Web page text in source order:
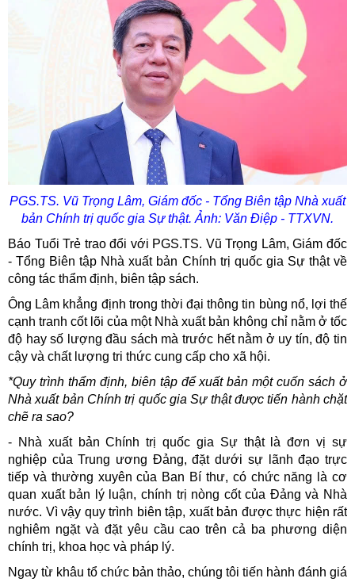
PGS.TS. Vũ Trọng Lâm, Giám đốc - Tổng Biên tập Nhà xuất
bản Chính trị quốc gia Sự thật. Ảnh: Văn Điệp - TTXVN.
Báo Tuổi Trẻ trao đổi với PGS.TS. Vũ Trọng Lâm, Giám đốc
- Tổng Biên tập Nhà xuất bản Chính trị quốc gia Sự thật về
công tác thẩm định, biên tập sách.
Ông Lâm khẳng định trong thời đại thông tin bùng nổ, lợi thế
cạnh tranh cốt lõi của một Nhà xuất bản không chỉ nằm ở tốc
độ hay số lượng đầu sách mà trước hết nằm ở uy tín, độ tin
cậy và chất lượng tri thức cung cấp cho xã hội.
*Quy trình thẩm định, biên tập để xuất bản một cuốn sách ở
Nhà xuất bản Chính trị quốc gia Sự thật được tiến hành chặt
chẽ ra sao?
- Nhà xuất bản Chính trị quốc gia Sự thật là đơn vị sự
nghiệp của Trung ương Đảng, đặt dưới sự lãnh đạo trực
tiếp và thường xuyên của Ban Bí thư, có chức năng là cơ
quan xuất bản lý luận, chính trị nòng cốt của Đảng và Nhà
nước. Vì vậy quy trình biên tập, xuất bản được thực hiện rất
nghiêm ngặt và đặt yêu cầu cao trên cả ba phương diện
chính trị, khoa học và pháp lý.
Ngay từ khâu tổ chức bản thảo, chúng tôi tiến hành đánh giá